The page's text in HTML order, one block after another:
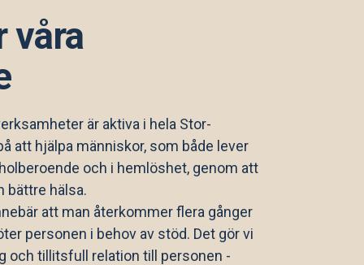
våra
är aktiva i hela Stor-
att hjälpa människor, som både lever
och i hemlöshet, genom att
bättre hälsa.
att man återkommer flera gånger
personen i behov av stöd. Det gör vi
och tillitsfull relation till personen -